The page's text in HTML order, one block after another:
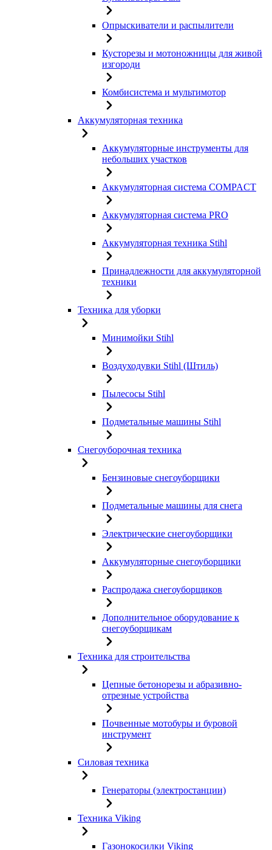
Опрыскиватели и распылители
Кусторезы и мотоножницы для живой
изгороди
Комбисистема и мультимотор
Аккумуляторная техника
Аккумуляторные инструменты для
небольших участков
Аккумуляторная система COMPACT
Аккумуляторная система PRO
Аккумуляторная техника Stihl
Принадлежности для аккумуляторной
техники
Техника для уборки
Минимойки Stihl
Воздуходувки Stihl (Штиль)
Пылесосы Stihl
Подметальные машины Stihl
Снегоуборочная техника
Бензиновые снегоуборщики
Подметальные машины для снега
Электрические снегоуборщики
Аккумуляторные снегоуборщики
Распродажа снегоуборщиков
Дополнительное оборудование к
снегоуборщикам
Техника для строительства
Цепные бетонорезы и абразивно-
отрезные устройства
Почвенные мотобуры и буровой
инструмент
Силовая техника
Генераторы (электростанции)
Техника Viking
Газонокосилки Viking